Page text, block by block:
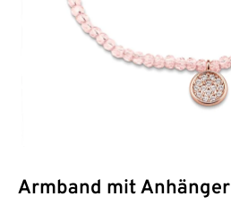
Armband mit Anhänger